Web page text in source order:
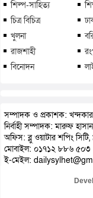
শিল্প-সাহিত্য
চিত্র বিচিত্র
খুলনা
রাজশাহী
বিনোদন
সম্পাদক ও প্রকাশক:
নির্বাহী সম্পাদক: মারুফ হাসান
অফিস: ব্লু ওয়াটার শপিং
মোবাইল: ০১৭১২ ৮৮৬ ৫০৩
ই-মেইল: